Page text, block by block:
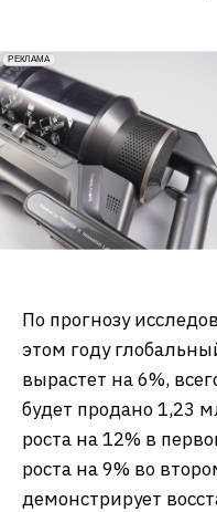
erid: 2VfnxxmNzs5
РЕКЛАМА
По прогнозу
этом году
вырастет на 6%,
будет продано 1,23
роста на 12% в
роста на 9% во
демонстрирует